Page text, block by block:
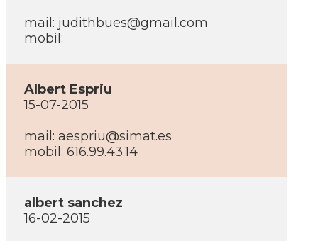
mail: judithbues@gmail.com
mobil:
Albert Espriu
15-07-2015
mail: aespriu@simat.es
mobil: 616.99.43.14
albert sanchez
16-02-2015